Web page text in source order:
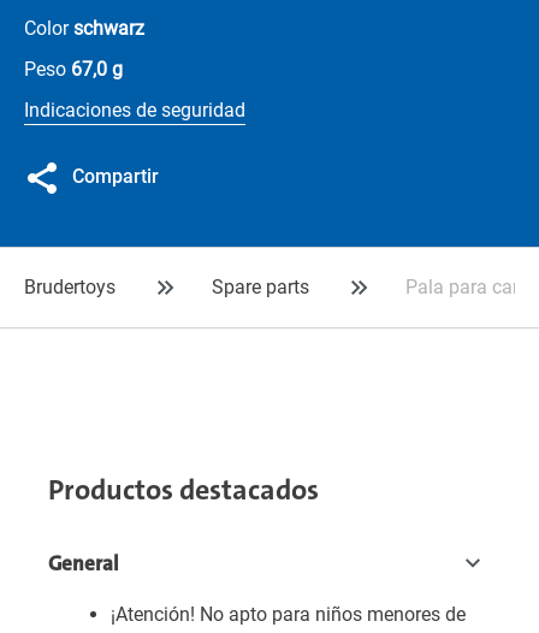
Colorschwarz
Peso 67,0 g
Indicaciones de seguridad
Compartir
Brudertoys Spare parts Pala para
Productos destacados
General
¡Atención! No apto para niños menores de